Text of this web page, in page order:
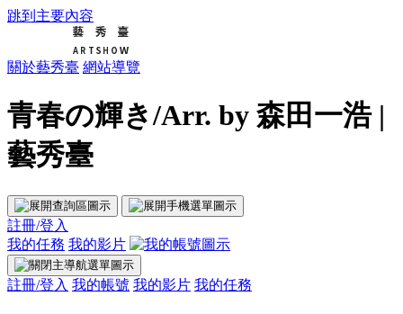
跳到主要內容
關於藝秀臺 網站導覽
青春の輝き/Arr. by 森田一浩 |
藝秀臺
註冊/登入
我的任務 我的影片
註冊/登入 我的帳號 我的影片 我的任務